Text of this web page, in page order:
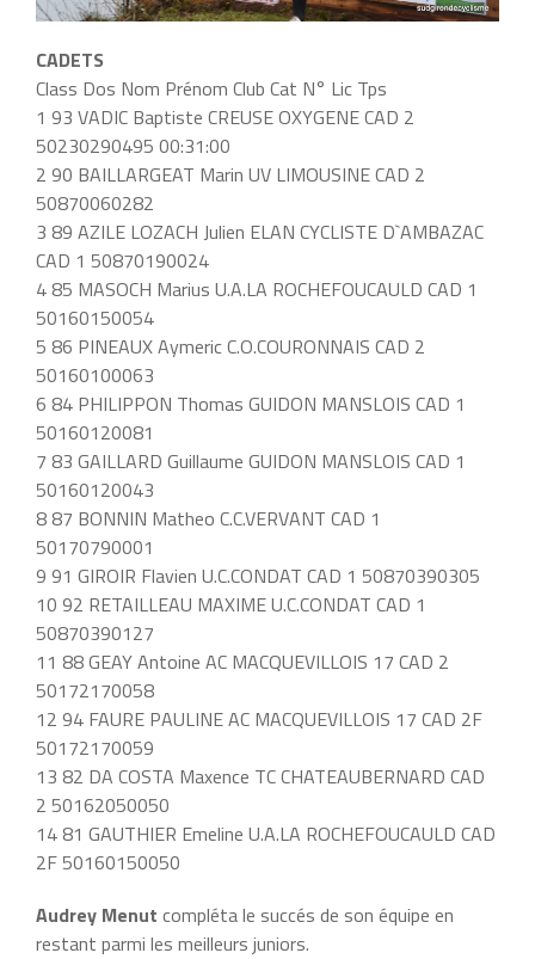
CADETS
Class Dos Nom Prénom Club Cat N° Lic Tps
1 93 VADIC Baptiste CREUSE OXYGENE CAD 2
50230290495 00:31:00
2 90 BAILLARGEAT Marin UV LIMOUSINE CAD 2
50870060282
3 89 AZILE LOZACH Julien ELAN CYCLISTE D`AMBAZAC
CAD 1 50870190024
4 85 MASOCH Marius U.A.LA ROCHEFOUCAULD CAD 1
50160150054
5 86 PINEAUX Aymeric C.O.COURONNAIS CAD 2
50160100063
6 84 PHILIPPON Thomas GUIDON MANSLOIS CAD 1
50160120081
7 83 GAILLARD Guillaume GUIDON MANSLOIS CAD 1
50160120043
8 87 BONNIN Matheo C.C.VERVANT CAD 1
50170790001
9 91 GIROIR Flavien U.C.CONDAT CAD 1 50870390305
10 92 RETAILLEAU MAXIME U.C.CONDAT CAD 1
50870390127
11 88 GEAY Antoine AC MACQUEVILLOIS 17 CAD 2
50172170058
12 94 FAURE PAULINE AC MACQUEVILLOIS 17 CAD 2F
50172170059
13 82 DA COSTA Maxence TC CHATEAUBERNARD CAD
2 50162050050
14 81 GAUTHIER Emeline U.A.LA ROCHEFOUCAULD CAD
2F 50160150050
Audrey Menut compléta le succés de son équipe en
restant parmi les meilleurs juniors.